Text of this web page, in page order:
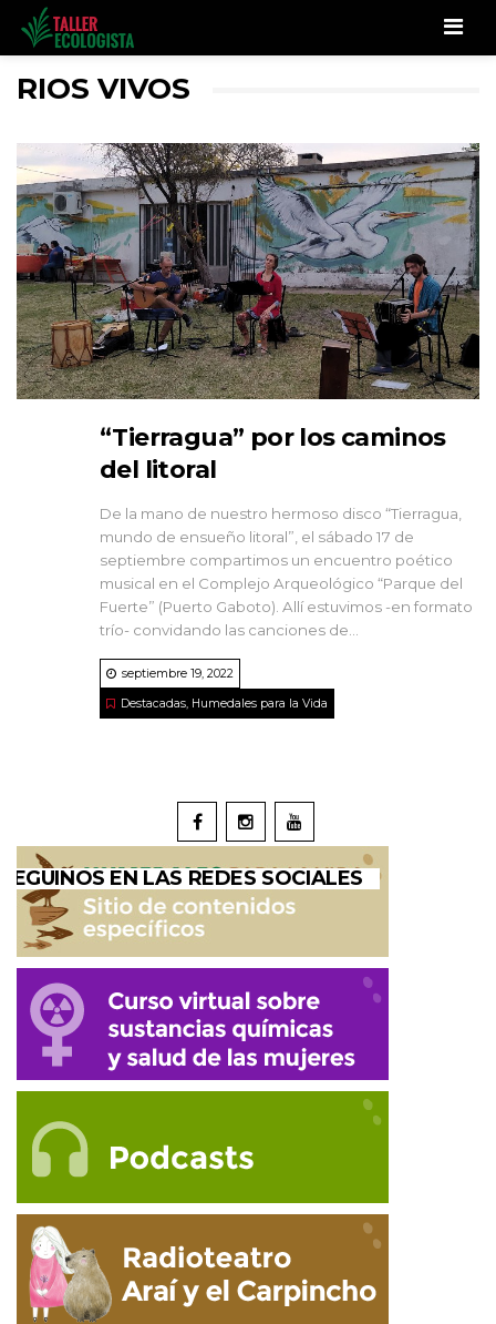
RIOS VIVOS
“Tierragua” por los caminos
del litoral
De la mano de nuestro hermoso disco “Tierragua,
mundo de ensueño litoral”, el sábado 17 de
septiembre compartimos un encuentro poético
musical en el Complejo Arqueológico “Parque del
Fuerte” (Puerto Gaboto). Allí estuvimos -en formato
trío- convidando las canciones de...
septiembre 19, 2022
Destacadas, Humedales para la Vida
SEGUINOS EN LAS REDES SOCIALES